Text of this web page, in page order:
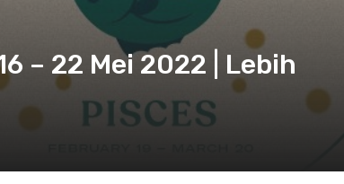
– 22 Mei 2022 | Lebih